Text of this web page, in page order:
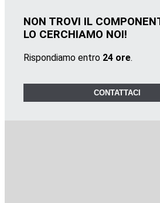
NON TROVI IL
LO CERCHIAMO NOI!
Rispondiamo entro 24 ore.
CONTATTACI